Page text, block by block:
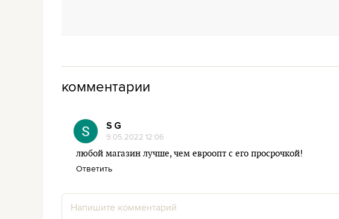
комментарии
S G
9.05.2022 12:06
любой магазин лучше, чем евроопт с его просрочкой!
Ответить